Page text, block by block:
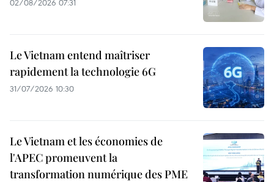
02/08/2026 07:31
Le Vietnam entend maîtriser
rapidement la technologie 6G
31/07/2026 10:30
Le Vietnam et les économies de
l'APEC promeuvent la
transformation numérique des PME